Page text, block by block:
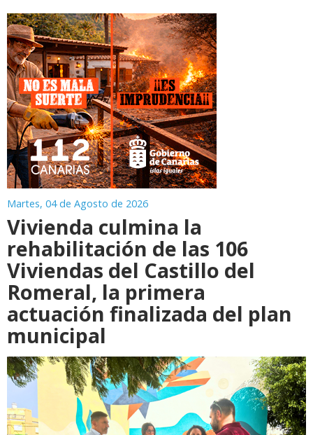
Martes, 04 de Agosto de 2026
Vivienda culmina la
rehabilitación de las 106
Viviendas del Castillo del
Romeral, la primera
actuación finalizada del plan
municipal